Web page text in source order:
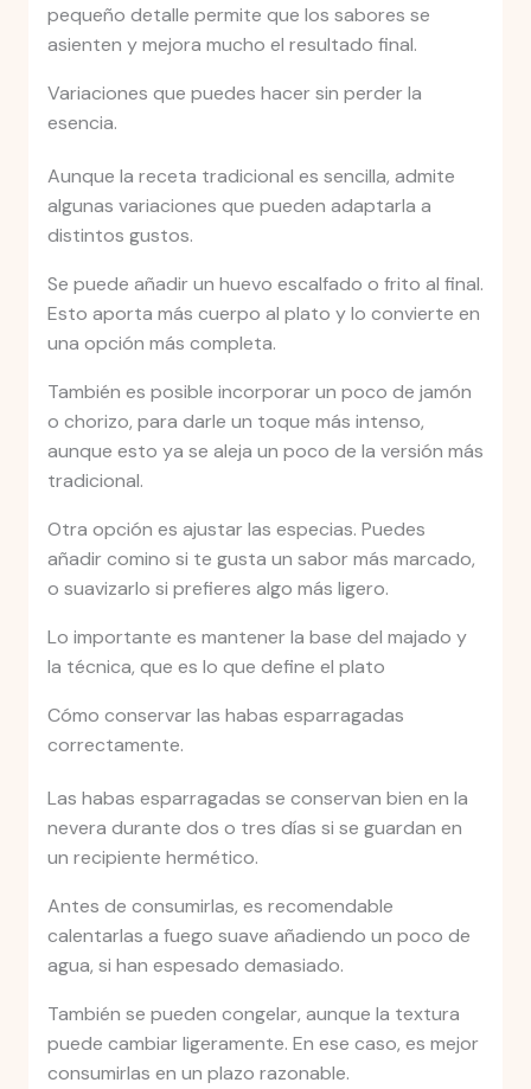
pequeño detalle permite que los sabores se
asienten y mejora mucho el resultado final.
Variaciones que puedes hacer sin perder la
esencia.
Aunque la receta tradicional es sencilla, admite
algunas variaciones que pueden adaptarla a
distintos gustos.
Se puede añadir un huevo escalfado o frito al final.
Esto aporta más cuerpo al plato y lo convierte en
una opción más completa.
También es posible incorporar un poco de jamón
o chorizo, para darle un toque más intenso,
aunque esto ya se aleja un poco de la versión más
tradicional.
Otra opción es ajustar las especias. Puedes
añadir comino si te gusta un sabor más marcado,
o suavizarlo si prefieres algo más ligero.
Lo importante es mantener la base del majado y
la técnica, que es lo que define el plato
Cómo conservar las habas esparragadas
correctamente.
Las habas esparragadas se conservan bien en la
nevera durante dos o tres días si se guardan en
un recipiente hermético.
Antes de consumirlas, es recomendable
calentarlas a fuego suave añadiendo un poco de
agua, si han espesado demasiado.
También se pueden congelar, aunque la textura
puede cambiar ligeramente. En ese caso, es mejor
consumirlas en un plazo razonable.